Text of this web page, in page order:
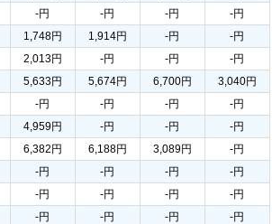
-円 -円 -円
-円
1,748円 1,914円 -円
-円
2,013円 -円 -円
-円
5,633円 5,674円 6,700円
3,040円
-円 -円 -円
-円
4,959円 -円 -円
-円
6,382円 6,188円 3,089円
-円
-円 -円 -円
-円
-円 -円 -円
-円
-円 -円 -円
-円